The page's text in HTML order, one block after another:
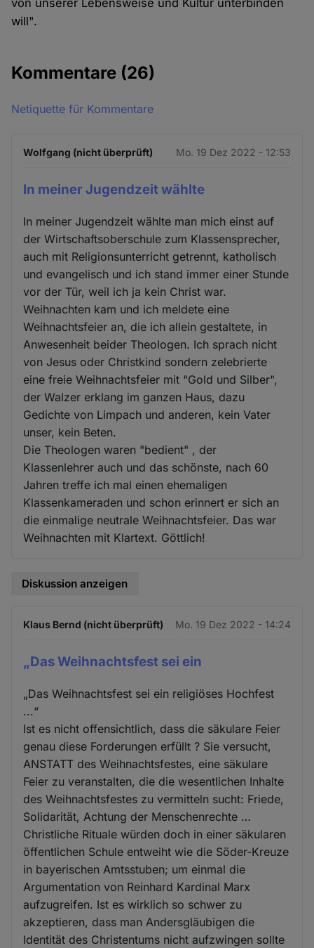
von unserer Lebensweise und Kultur unterbinden
will".
Kommentare (26)
Netiquette für Kommentare
Wolfgang (nicht überprüft) Mo. 19 Dez 2022 - 12:53
In meiner Jugendzeit wählte
In meiner Jugendzeit wählte man mich einst auf
der Wirtschaftsoberschule zum Klassensprecher,
auch mit Religionsunterricht getrennt, katholisch
und evangelisch und ich stand immer einer Stunde
vor der Tür, weil ich ja kein Christ war.
Weihnachten kam und ich meldete eine
Weihnachtsfeier an, die ich allein gestaltete, in
Anwesenheit beider Theologen. Ich sprach nicht
von Jesus oder Christkind sondern zelebrierte
eine freie Weihnachtsfeier mit "Gold und Silber",
der Walzer erklang im ganzen Haus, dazu
Gedichte von Limpach und anderen, kein Vater
unser, kein Beten.
Die Theologen waren "bedient" , der
Klassenlehrer auch und das schönste, nach 60
Jahren treffe ich mal einen ehemaligen
Klassenkameraden und schon erinnert er sich an
die einmalige neutrale Weihnachtsfeier. Das war
Weihnachten mit Klartext. Göttlich!
Diskussion anzeigen
Klaus Bernd (nicht überprüft) Mo. 19 Dez 2022 - 14:24
„Das Weihnachtsfest sei ein
„Das Weihnachtsfest sei ein religiöses Hochfest
...“
Ist es nicht offensichtlich, dass die säkulare Feier
genau diese Forderungen erfüllt ? Sie versucht,
ANSTATT des Weihnachtsfestes, eine säkulare
Feier zu veranstalten, die die wesentlichen Inhalte
des Weihnachtsfestes zu vermitteln sucht: Friede,
Solidarität, Achtung der Menschenrechte …
Christliche Rituale würden doch in einer säkularen
öffentlichen Schule entweiht wie die Söder-Kreuze
in bayerischen Amtsstuben; um einmal die
Argumentation von Reinhard Kardinal Marx
aufzugreifen. Ist es wirklich so schwer zu
akzeptieren, dass man Andersgläubigen die
Identität des Christentums nicht aufzwingen sollte